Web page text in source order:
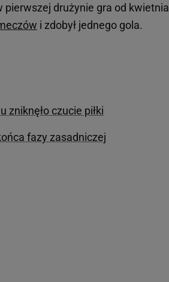
pierwszej drużynie gra od kwietnia
i zdobył jednego gola.
czucie piłki
fazy zasadniczej